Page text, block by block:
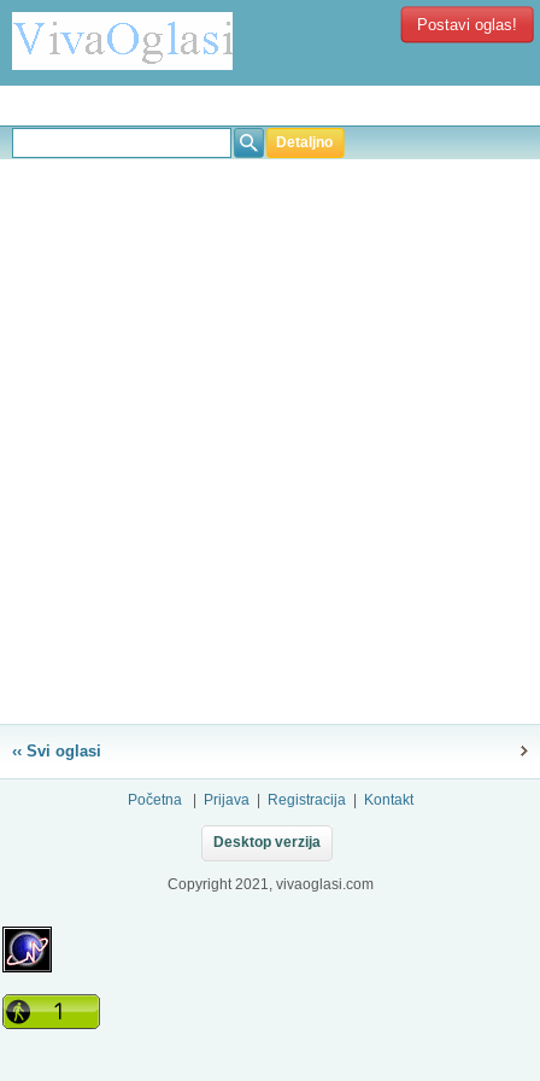
Postavi oglas!
Detaljno
‹‹ Svi oglasi
Početna Prijava Registracija Kontakt
Desktop verzija
Copyright 2021, vivaoglasi.com